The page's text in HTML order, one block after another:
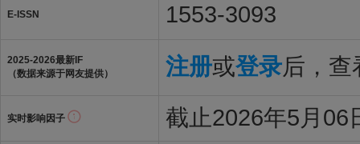
E-ISSN 1553-3093
2025-2026最新IF
（数据来源于网友提供）
注册或登录后，查
实时影响因子 截止2026年5月06